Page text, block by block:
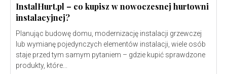
InstalHurt.pl – co kupisz w nowoczesnej hurtowni
instalacyjnej?
Planując budowę domu, modernizację instalacji grzewczej
lub wymianę pojedynczych elementów instalacji, wiele osób
staje przed tym samym pytaniem – gdzie kupić sprawdzone
produkty, które...